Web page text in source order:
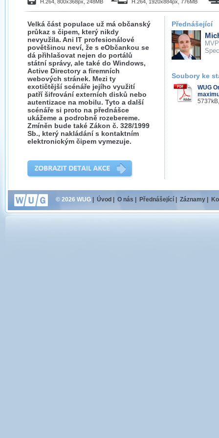
H.264, 800x368px, 248MB H.264, 1920x884px, 776MB
Velká část populace už má občanský
průkaz s čipem, který nikdy
nevyužila. Ani IT profesionálové
povětšinou neví, že s eObčankou se
dá přihlašovat nejen do portálů
státní správy, ale také do Windows,
Active Directory a firemních
webových stránek. Mezi ty
exotičtější scénáře jejího využití
patří šifrování externích disků nebo
autentizace na mobilu. Tyto a další
scénáře si proto na přednášce
ukážeme a podrobně rozebereme.
Zmíněn bude také Zákon č. 328/1999
Sb., který nakládání s kontaktním
elektronickým čipem vymezuje.
Přednášející
MVP
Soubory ke
WUG
© 2026 WUG Úvod O nás Přednášející Záznamy